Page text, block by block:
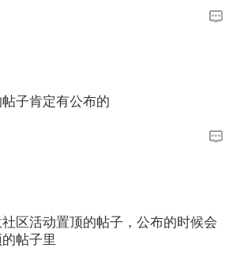
子肯定有公布的
区活动置顶的帖子，公布的时候会
帖子里